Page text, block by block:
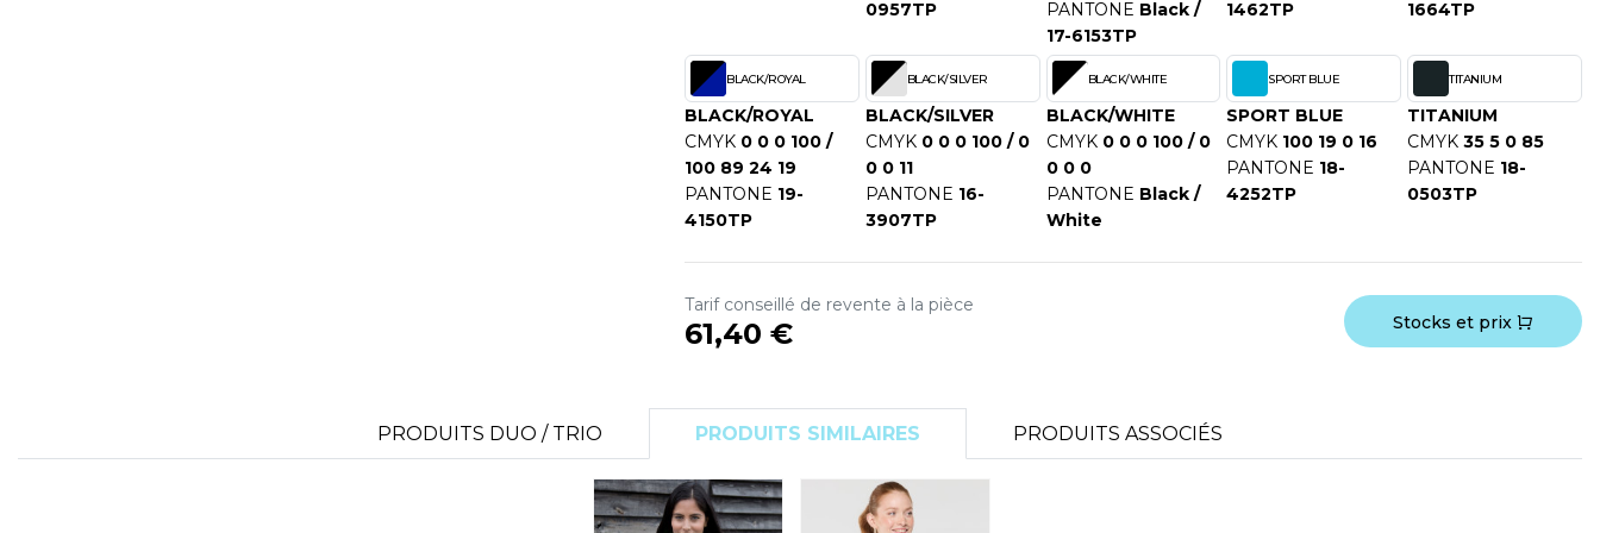
SANS ETIQUETTE
0957TP
PANTONE Black /
17-6153TP
1462TP
1664TP
BLACK/ROYAL
BLACK/ROYAL
CMYK 0 0 0 100 /
100 89 24 19
PANTONE 19-
4150TP
BLACK/SILVER
BLACK/SILVER
CMYK 0 0 0 100 / 0
0 0 11
PANTONE 16-
3907TP
BLACK/WHITE
BLACK/WHITE
CMYK 0 0 0 100 / 0
0 0 0
PANTONE Black /
White
SPORT BLUE
SPORT BLUE
CMYK 100 19 0 16
PANTONE 18-
4252TP
TITANIUM
TITANIUM
CMYK 35 5 0 85
PANTONE 18-
0503TP
Tarif conseillé de revente à la pièce
61,40 € Stocks et prix
PRODUITS DUO / TRIO PRODUITS SIMILAIRES PRODUITS ASSOCIÉS